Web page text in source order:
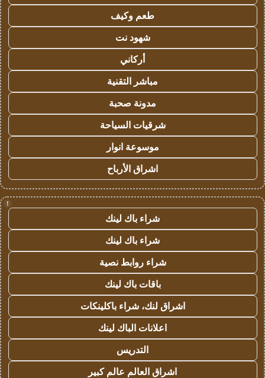
طعم وكيف
شهود نت
أركاني
مباشر التقنية
مدونة صحبة
شرقيات السياحة
موسوعة انوار
اشراق الأرباح
!
شراء باك لينك
شراء باك لينك
شراء روابط نصية
باقات باك لينك
اشراق لنك، شراء باكلينكات
اعلانات الباك لينك
التدريس
اشراق العالم عالم كبير